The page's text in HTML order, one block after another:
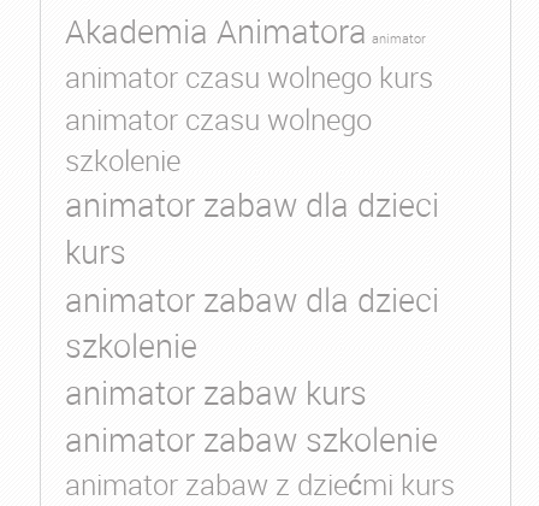
Akademia Animatora animator
animator czasu wolnego kurs
animator czasu wolnego
szkolenie
animator zabaw dla dzieci
kurs
animator zabaw dla dzieci
szkolenie
animator zabaw kurs
animator zabaw szkolenie
animator zabaw z dziećmi kurs